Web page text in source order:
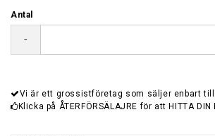
Antal
-
Vi är ett grossistföretag som säljer enbart till
Klicka på ÅTERFÖRSÄLAJRE för att HITTA DIN